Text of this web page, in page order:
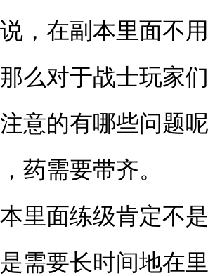
，在副本里面不
么对于战士玩家
意的有哪些问题
需要带齐。
面练级肯定不是
需要长时间地在